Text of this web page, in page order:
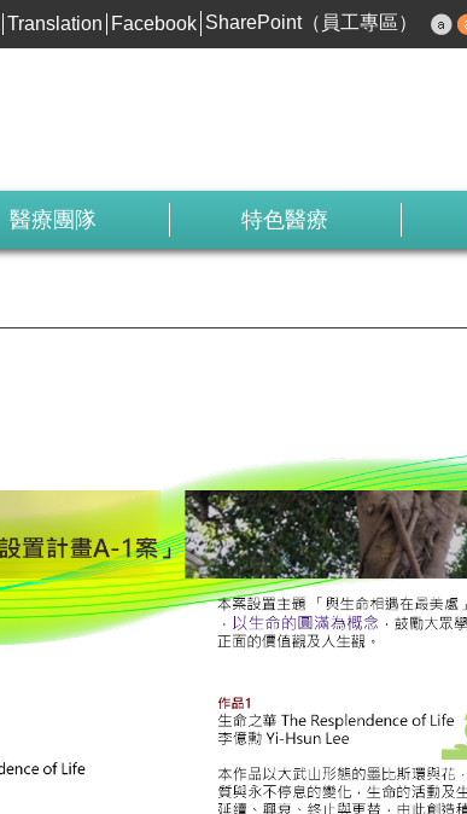
Translation Facebook SharePoint（員工專區）
醫療團隊 特色醫療